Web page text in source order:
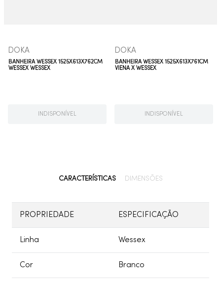
DOKA
BANHEIRA WESSEX 1525X613X762CM
WESSEX WESSEX
INDISPONÍVEL
DOKA
BANHEIRA WESSEX 1525X613X761CM
VIENA X WESSEX
INDISPONÍVEL
CARACTERÍSTICAS DIMENSÕES
PROPRIEDADE ESPECIFICAÇÃO
Linha Wessex
Cor Branco